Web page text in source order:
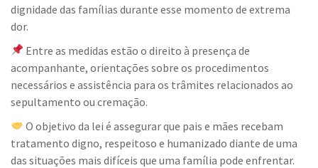
dignidade das famílias durante esse momento de extrema
dor.
Entre as medidas estão o direito à presença de
acompanhante, orientações sobre os procedimentos
necessários e assistência para os trâmites relacionados ao
sepultamento ou cremação.
O objetivo da lei é assegurar que pais e mães recebam
tratamento digno, respeitoso e humanizado diante de uma
das situações mais difíceis que uma família pode enfrentar.